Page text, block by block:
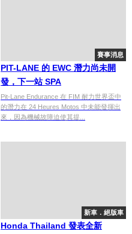
賽事消息
PIT-LANE 的 EWC 潛力尚未開
發，下一站 SPA
Pit-Lane Endurance 在 FIM 耐力世界盃中
的潛力在 24 Heures Motos 中未能發揮出
來，因為機械故障迫使其提...
新車．絕版車
Honda Thailand 發表全新